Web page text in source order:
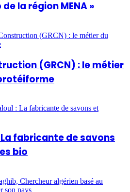
la région MENA »
(GRCN) : le métier
La fabricante de savons
bio